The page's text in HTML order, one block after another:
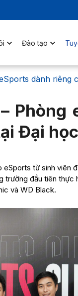
Đào tạo
dành riêng
Phòng
Đại
eSports từ sinh viên
đầu tiên thực
và WD Black.